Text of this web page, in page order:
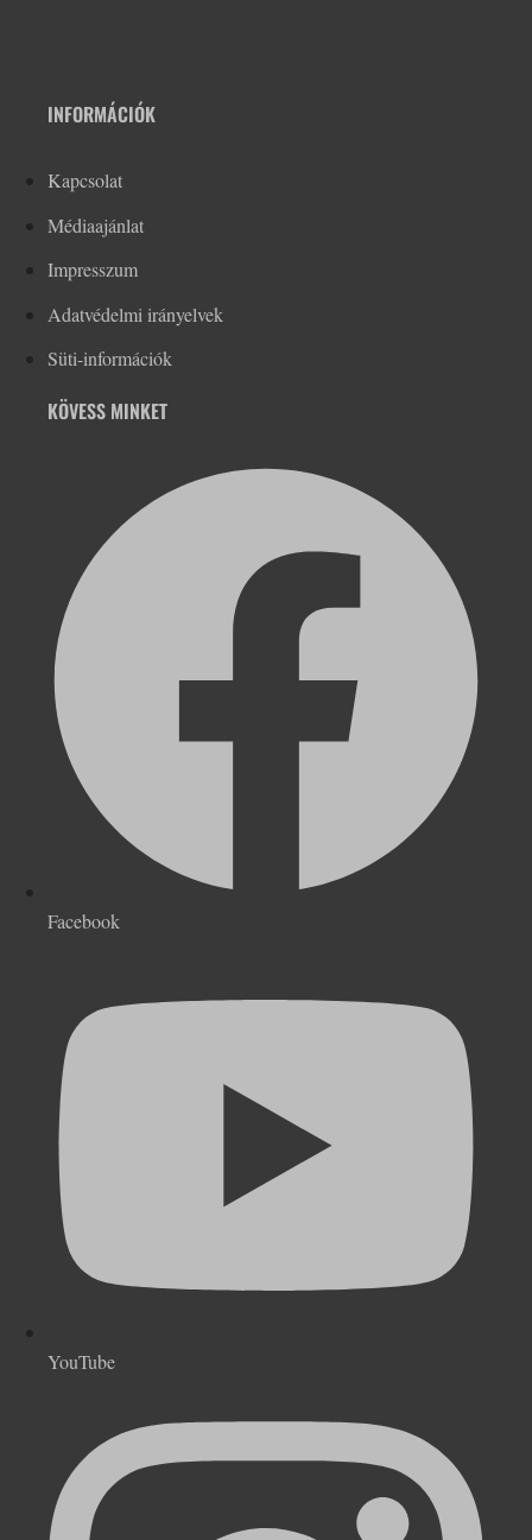
INFORMÁCIÓK
Kapcsolat
Médiaajánlat
Impresszum
Adatvédelmi irányelvek
Süti-információk
KÖVESS MINKET
Facebook
YouTube